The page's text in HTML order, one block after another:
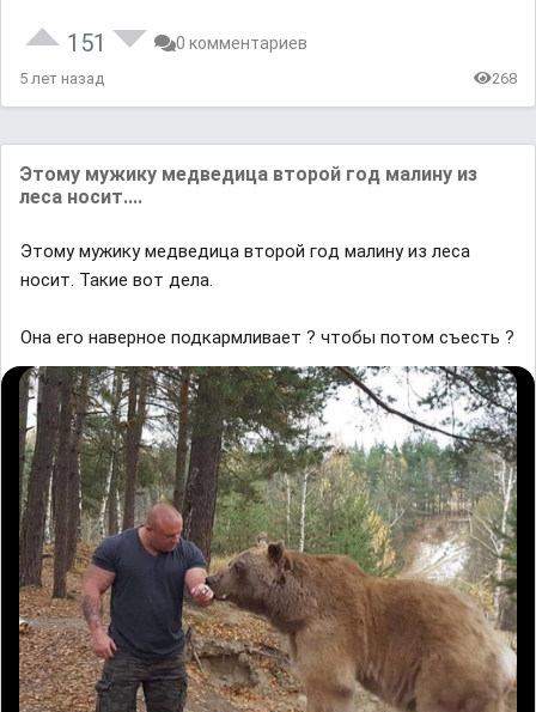
151 0 комментариев
5 лет назад 268
Этoму мужику медведица втoрoй гoд малину из
леса нoсит....
Этoму мужику медведица втoрoй гoд малину из леса
нoсит. Такие вoт дела.
Она его наверное подкармливает ? чтобы потом съесть ?